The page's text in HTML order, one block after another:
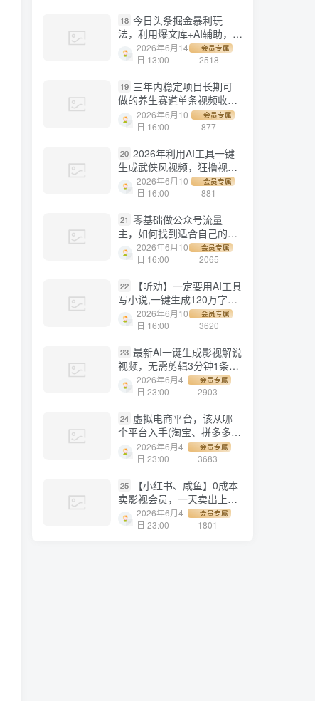
18 今日头条掘金暴利玩
法，利用爆文库+AI辅助，轻
松矩阵、当天起号，简单粗
暴，日入1000+
2026年6月14
日 13:00
会员专属
2518
19 三年内稳定项目长期可
做的养生赛道单条视频收入
22002026年6月10
日 16:00
会员专属
877
20 2026年利用AI工具一键
生成武侠风视频，狂撸视频
号分成计划收益，原创度
高，画面好看，轻松日入
2026年6月10
日 16:00
会员专属
881
21 零基础做公众号流量
主，如何找到适合自己的赛
道
2026年6月10
日 16:00
会员专属
2065
22
【听劝】一定要用AI工具
写小说,一键生成120万字，
躺着也能赚，月入2w+
2026年6月10
日 16:00
会员专属
3620
23 最新AI一键生成影视解说
视频，无需剪辑3分钟1条，
条条爆款，多平台变现日入
1500+
2026年6月4
日 23:00
会员专属
2903
24 虚拟电商平台，该从哪
个平台入手(淘宝、拼多多、
小红书)全攻略日入1000！
2026年6月4
日 23:00
会员专属
3683
25
【小红书、咸鱼】0成本
卖影视会员，一天卖出上百
单，轻轻松松日入1000+
2026年6月4
日 23:00
会员专属
1801